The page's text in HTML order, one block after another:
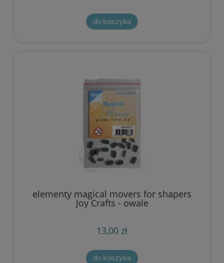
do koszyka
elementy magical movers for shapers
Joy Crafts - owale
13,00 zł
do koszyka